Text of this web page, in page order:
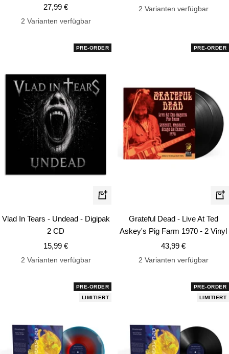
Angebotspreis
27,99 €
2 Varianten verfügbar
2 Varianten verfügbar
PRE-ORDER
In
den
Warenkorb
Vlad In Tears - Undead - Digipak
2 CD
Angebotspreis
15,99 €
2 Varianten verfügbar
PRE-ORDER
In
Grateful Dead - Live At Ted
Askey's Pig Farm 1970 - 2 Vinyl
Angebotspreis
43,99 €
2 Varianten verfügbar
PRE-ORDER
LIMITIERT
PRE-ORDER
LIMITIERT